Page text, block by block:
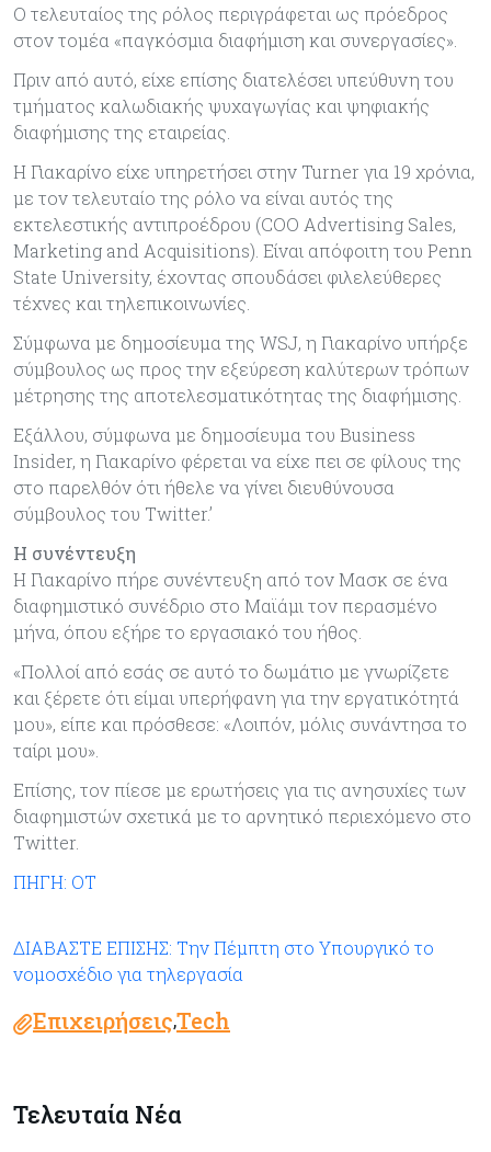
Ο τελευταίος της ρόλος περιγράφεται ως πρόεδρος
στον τομέα «παγκόσμια διαφήμιση και συνεργασίες».
Πριν από αυτό, είχε επίσης διατελέσει υπεύθυνη του
τμήματος καλωδιακής ψυχαγωγίας και ψηφιακής
διαφήμισης της εταιρείας.
Η Γιακαρίνο είχε υπηρετήσει στην Turner για 19 χρόνια,
με τον τελευταίο της ρόλο να είναι αυτός της
εκτελεστικής αντιπροέδρου (COO Advertising Sales,
Marketing and Acquisitions). Είναι απόφοιτη του Penn
State University, έχοντας σπουδάσει φιλελεύθερες
τέχνες και τηλεπικοινωνίες.
Σύμφωνα με δημοσίευμα της WSJ, η Γιακαρίνο υπήρξε
σύμβουλος ως προς την εξεύρεση καλύτερων τρόπων
μέτρησης της αποτελεσματικότητας της διαφήμισης.
Εξάλλου, σύμφωνα με δημοσίευμα του Business
Insider, η Γιακαρίνο φέρεται να είχε πει σε φίλους της
στο παρελθόν ότι ήθελε να γίνει διευθύνουσα
σύμβουλος του Twitter.’
Η συνέντευξη
Η Γιακαρίνο πήρε συνέντευξη από τον Μασκ σε ένα
διαφημιστικό συνέδριο στο Μαϊάμι τον περασμένο
μήνα, όπου εξήρε το εργασιακό του ήθος.
«Πολλοί από εσάς σε αυτό το δωμάτιο με γνωρίζετε
και ξέρετε ότι είμαι υπερήφανη για την εργατικότητά
μου», είπε και πρόσθεσε: «Λοιπόν, μόλις συνάντησα το
ταίρι μου».
Επίσης, τον πίεσε με ερωτήσεις για τις ανησυχίες των
διαφημιστών σχετικά με το αρνητικό περιεχόμενο στο
Twitter.
ΠΗΓΗ: ΟΤ
ΔΙΑΒΑΣΤΕ ΕΠΙΣΗΣ: Την Πέμπτη στο Υπουργικό το
νομοσχέδιο για τηλεργασία
Επιχειρήσεις,Tech
Τελευταία Νέα